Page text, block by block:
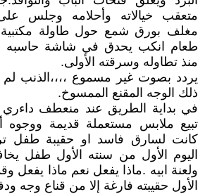
متعقب خيالاته وأحلامه وجلس
مغلف بورق شمع حول طاولة
طعام انكب يحدق في شاشة حاسبه
منذ تطاوله وسرقته الأولى.
يردد بصوت غير مسموع ،،،،الذنب
ذلك الوجه المقنع الممسوخ.
في بداية الطريق عند منعطف
تبيع ملابس مستعملة قديمة ووجوه
كانت لسارق فاسد او حقيبة طفل
اليوم الأول من سنته الأول طفل
ولعنة ابيه .ماذا يفعل نعم ماذا يفعل
الأول حقيبته فارغة إلا من قناع وجه